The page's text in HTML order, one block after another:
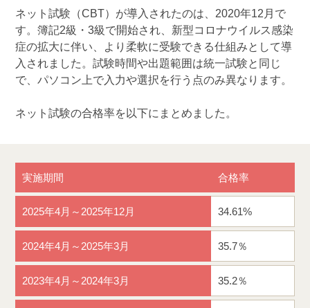
ネット試験（CBT）が導入されたのは、2020年12月で
す。簿記2級・3級で開始され、新型コロナウイルス感染
症の拡大に伴い、より柔軟に受験できる仕組みとして導
入されました。試験時間や出題範囲は統一試験と同じ
で、パソコン上で入力や選択を行う点のみ異なります。
ネット試験の合格率を以下にまとめました。
実施期間 合格率
2025年4月～2025年12月 34.61%
2024年4月～2025年3月 35.7％
2023年4月～2024年3月 35.2％